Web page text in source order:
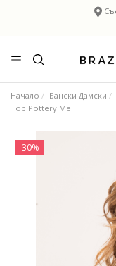
Начало Бански Дамски
Top Pottery Mel
-30%